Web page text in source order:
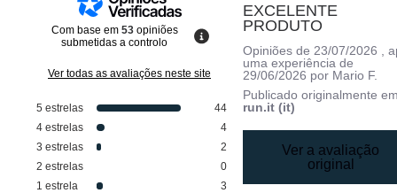
Com base em 53 opiniões
submetidas a controlo
Ver todas as avaliações neste site
5 estrelas
44
4 estrelas
4
3 estrelas
2
2 estrelas
0
1 estrela 3
EXCELENTE
PRODUTO
Opiniões de 23/07/2026
,
uma experiência de
29/06/2026 por Mario F.
Publicado originalmente
run.it (it)
Ver a avaliação
original